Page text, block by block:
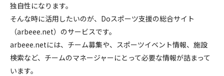
独自性になります。
そんな時に活用したいのが、Doスポーツ支援の総合サイト
（arbeee.net）のサービスです。
arbeee.netには、チーム募集や、スポーツイベント情報、施設
検索など、チームのマネージャーにとって必要な情報が詰まって
います。